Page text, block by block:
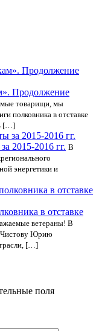
Продолжение
товарищи, мы
полковника в отставке
[…]
2015-2016 гг. В
энергетики и
в отставке
ветераны! В
Чистову Юрию
[…]
поля